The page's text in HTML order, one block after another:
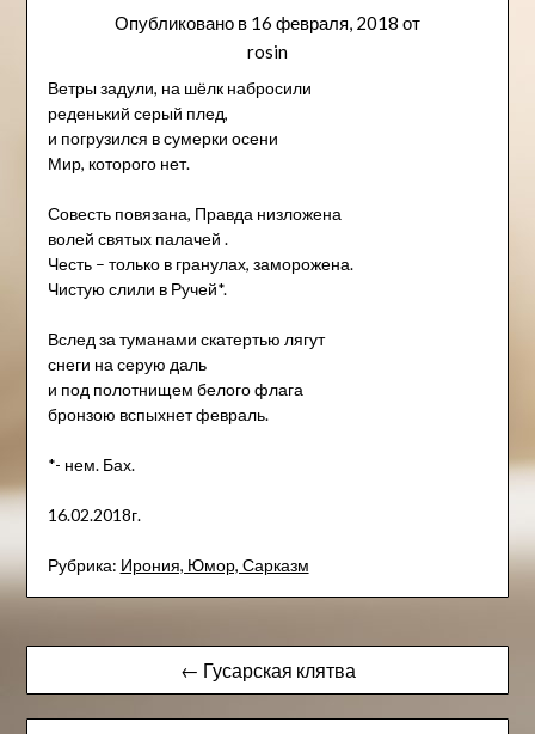
Опубликовано в 16 февраля, 2018 от
rosin
Ветры задули, на шёлк набросили
реденький серый плед,
и погрузился в сумерки осени
Мир, которого нет.
Совесть повязана, Правда низложена
волей святых палачей .
Честь – только в гранулах, заморожена.
Чистую слили в Ручей*.
Вслед за туманами скатертью лягут
снеги на серую даль
и под полотнищем белого флага
бронзою вспыхнет февраль.
*- нем. Бах.
16.02.2018г.
Рубрика: Ирония, Юмор, Сарказм
Навигация
по
← Гусарская клятва